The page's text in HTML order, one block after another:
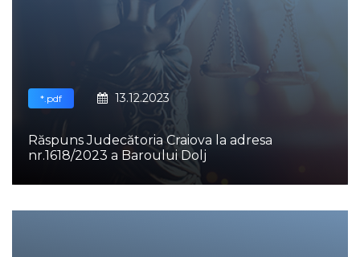
*.pdf 13.12.2023
Răspuns Judecătoria Craiova la adresa
nr.1618/2023 a Baroului Dolj